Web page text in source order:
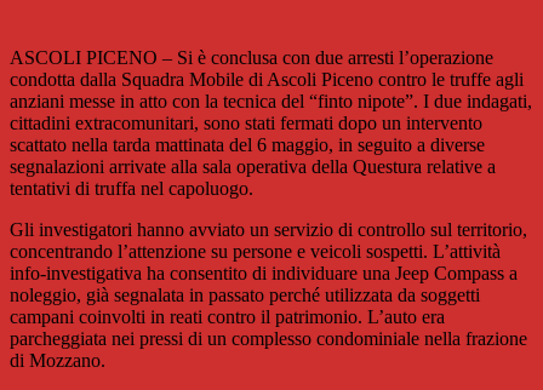
ASCOLI PICENO – Si è conclusa con due arresti l’operazione
condotta dalla Squadra Mobile di Ascoli Piceno contro le truffe agli
anziani messe in atto con la tecnica del “finto nipote”. I due indagati,
cittadini extracomunitari, sono stati fermati dopo un intervento
scattato nella tarda mattinata del 6 maggio, in seguito a diverse
segnalazioni arrivate alla sala operativa della Questura relative a
tentativi di truffa nel capoluogo.
Gli investigatori hanno avviato un servizio di controllo sul territorio,
concentrando l’attenzione su persone e veicoli sospetti. L’attività
info-investigativa ha consentito di individuare una Jeep Compass a
noleggio, già segnalata in passato perché utilizzata da soggetti
campani coinvolti in reati contro il patrimonio. L’auto era
parcheggiata nei pressi di un complesso condominiale nella frazione
di Mozzano.